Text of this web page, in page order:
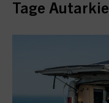
Tage Autarkie